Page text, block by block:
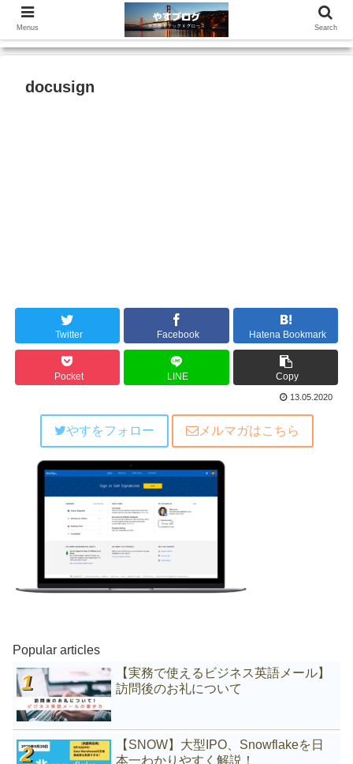
docusign
Twitter Facebook Hatena Bookmark
Pocket LINE Copy
13.05.2020
やすをフォロー メルマガはこちら
Popular articles
【実務で使えるビジネス英語メール】
訪問後のお礼について
【SNOW】大型IPO、Snowflakeを日
本一わかりやすく解説！
Menus Search